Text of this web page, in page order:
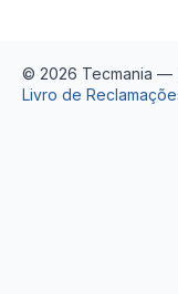
© 2026 Tecmania —
Livro de